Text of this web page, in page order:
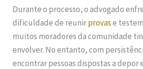
Durante o processo, o advogado
dificuldade de reunirprovase
muitos moradores da comunidade
envolver. No entanto, com
encontrar pessoas dispostas a depor